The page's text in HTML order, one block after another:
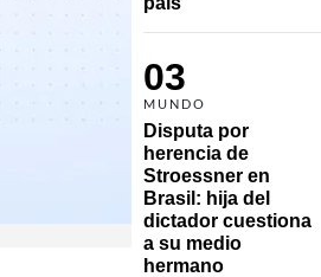
03
MUNDO
Disputa por
herencia de
Stroessner en
Brasil: hija del
dictador cuestiona
a su medio
hermano